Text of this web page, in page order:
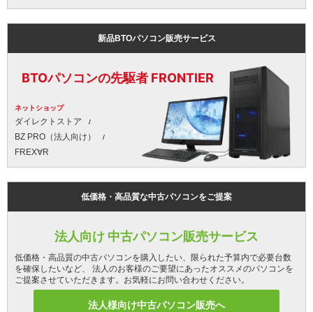
新品BTOパソコン販売サービス
BTOパソコンの先駆者 FRONTIER
ネットショップ
ダイレクトストア
BZ PRO（法人向け）
FREX∀R
低価格・高品質な中古パソコンをご提案
法人向け 中古パソコン販売サービス
低価格・高品質の中古パソコンを購入したい、限られた予算内で必要台数
を確保したいなど、 法人のお客様のご要望にあったオススメのパソコンを
ご提案させていただきます。お気軽にお問い合わせください。
法人様向け中古パソコン販売へ